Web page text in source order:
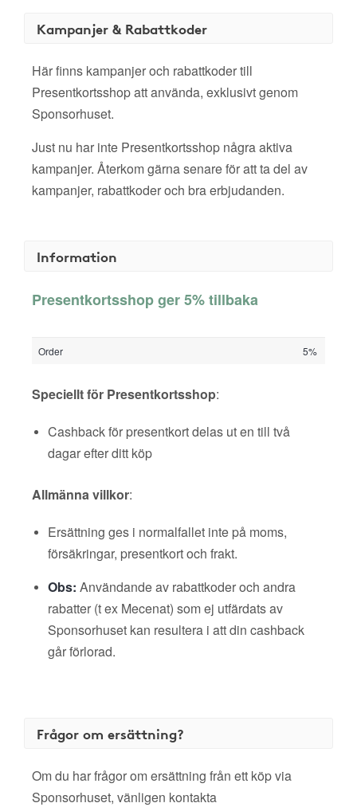
Kampanjer & Rabattkoder
Här finns kampanjer och rabattkoder till
Presentkortsshop att använda, exklusivt genom
Sponsorhuset.
Just nu har inte Presentkortsshop några aktiva
kampanjer. Återkom gärna senare för att ta del av
kampanjer, rabattkoder och bra erbjudanden.
Information
Presentkortsshop ger 5% tillbaka
Order 5%
Speciellt för Presentkortsshop:
Cashback för presentkort delas ut en till två
dagar efter ditt köp
Allmänna villkor:
Ersättning ges i normalfallet inte på moms,
försäkringar, presentkort och frakt.
Obs: Användande av rabattkoder och andra
rabatter (t ex Mecenat) som ej utfärdats av
Sponsorhuset kan resultera i att din cashback
går förlorad.
Frågor om ersättning?
Om du har frågor om ersättning från ett köp via
Sponsorhuset, vänligen kontakta